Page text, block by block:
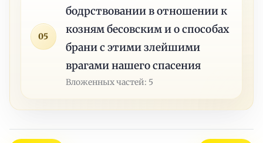
05
бодрствовании в отношении к
козням бесовским и о способах
брани с этими злейшими
врагами нашего спасения
Вложенных частей: 5